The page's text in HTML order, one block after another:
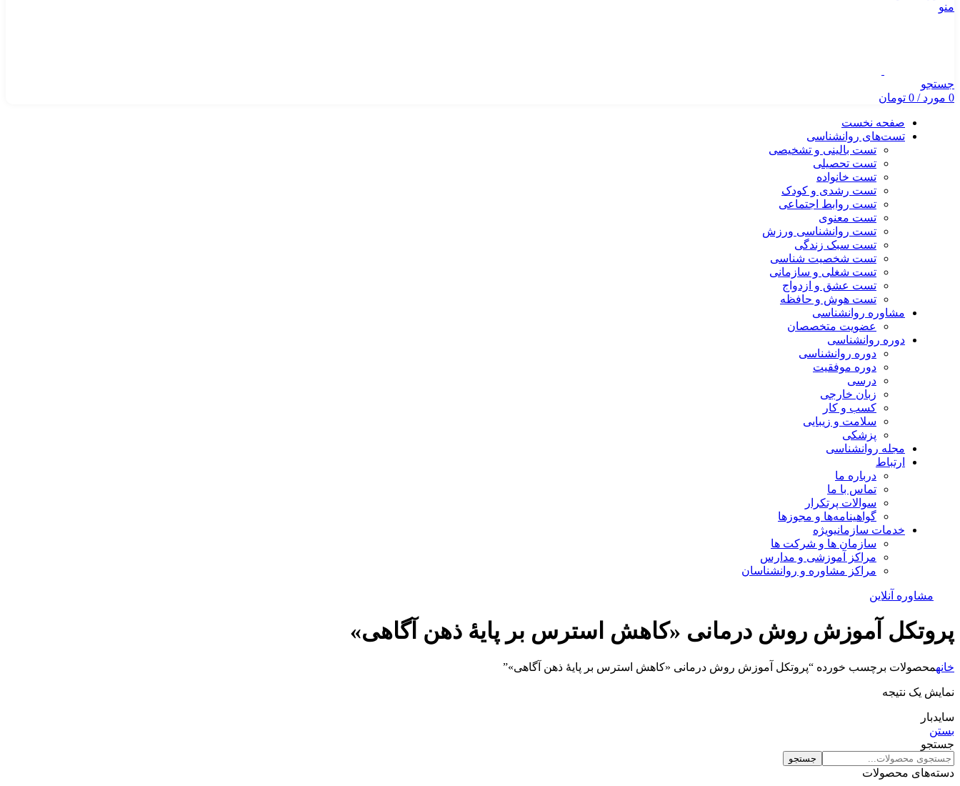
منو
جستجو
0 مورد/
0 تومان
صفحه نخست
تست‌های روانشناسی
تست بالینی و تشخیصی
تست تحصیلی
تست خانواده
تست رشدی و کودک
تست روابط اجتماعی
تست معنوی
تست روانشناسی ورزش
تست سبک زندگی
تست شخصیت شناسی
تست شغلی و سازمانی
تست عشق و ازدواج
تست هوش و حافظه
مشاوره روانشناسی
عضویت متخصصان
دوره روانشناسی
دوره روانشناسی
دوره موفقیت
درسی
زبان خارجی
کسب و کار
سلامت و زیبایی
پزشکی
مجله روانشناسی
ارتباط
درباره ما
تماس با ما
سوالات پرتکرار
گواهینامه‌ها و مجوزها
خدمات سازمانیویژه
سازمان ها و شرکت ها
مراکز آموزشی و مدارس
مراکز مشاوره و روانشناسان
مشاوره آنلاین
پروتکل آموزش روش درمانی «کاهش استرس بر پایۀ ذهن آگاهی»
خانهمحصولات برچسب خورده “پروتکل آموزش روش درمانی «کاهش استرس بر پایۀ ذهن آگاهی»”
نمایش یک نتیجه
سایدبار
بستن
جستجو
جستجو
دسته‌های محصولات